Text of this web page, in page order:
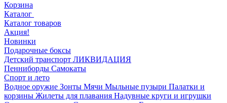
Корзина
Каталог
Каталог товаров
Акция!
Новинки
Подарочные боксы
Детский транспорт ЛИКВИДАЦИЯ
Пенниборды Самокаты
Спорт и лето
Водное оружие Зонты Мячи Мыльные пузыри Палатки и
корзины Жилеты для плавания Надувные круги и игрушки